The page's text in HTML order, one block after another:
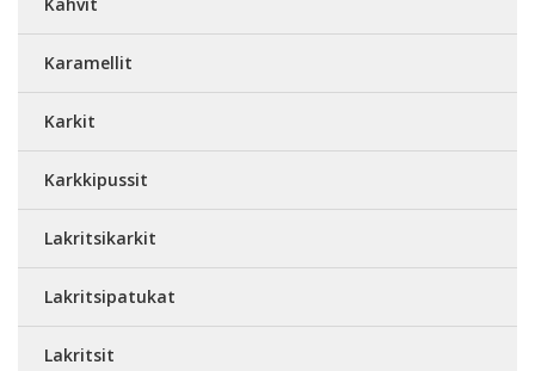
Karamellit
Karkit
Karkkipussit
Lakritsikarkit
Lakritsipatukat
Lakritsit